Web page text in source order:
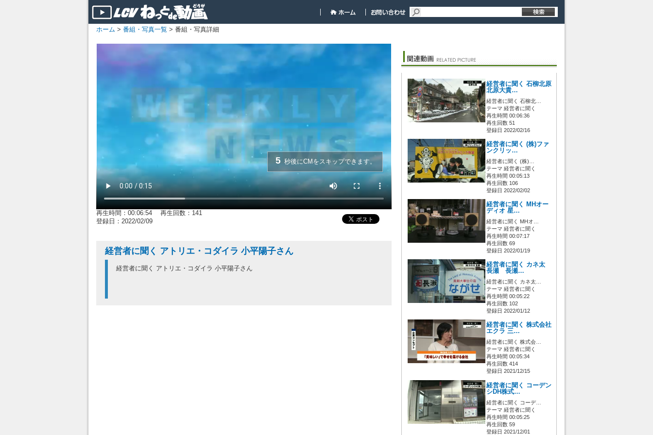
ホーム > 番組・写真一覧 > 番組・写真詳細
5 秒後にCMをスキップできます。
再生時間：00:06:54 再生回数：141
登録日：2022/02/09
経営者に聞く アトリエ・コダイラ 小平陽子さん
経営者に聞く アトリエ・コダイラ 小平陽子さん
経営者に聞く 石柳北原
北原大貴…
経営者に聞く 石柳北…
テーマ 経営者に聞く
再生時間 00:06:36
再生回数 51
登録日 2022/02/16
経営者に聞く (株)ファ
ンクリッ…
経営者に聞く (株)…
テーマ 経営者に聞く
再生時間 00:05:13
再生回数 106
登録日 2022/02/02
経営者に聞く MHオー
ディオ 星…
経営者に聞く MHオ…
テーマ 経営者に聞く
再生時間 00:07:17
再生回数 69
登録日 2022/01/19
経営者に聞く カネ太
長瀬 長瀬…
経営者に聞く カネ太…
テーマ 経営者に聞く
再生時間 00:05:22
再生回数 102
登録日 2022/01/12
経営者に聞く 株式会社
エクラ 三…
経営者に聞く 株式会…
テーマ 経営者に聞く
再生時間 00:05:34
再生回数 414
登録日 2021/12/15
経営者に聞く コーデン
シDH株式…
経営者に聞く コーデ…
テーマ 経営者に聞く
再生時間 00:05:25
再生回数 59
登録日 2021/12/01